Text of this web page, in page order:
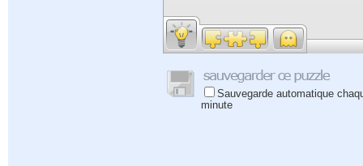
Sauvegarde automatique
minute